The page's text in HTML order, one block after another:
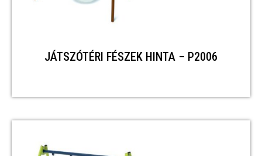
JÁTSZÓTÉRI FÉSZEK HINTA – P2006